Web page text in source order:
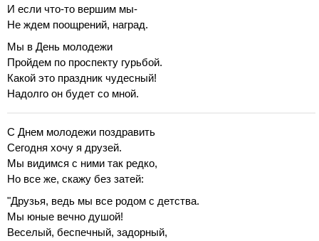
И если что-то вершим мы-
Не ждем поощрений, наград.
Мы в День молодежи
Пройдем по проспекту гурьбой.
Какой это праздник чудесный!
Надолго он будет со мной.
С Днем молодежи поздравить
Сегодня хочу я друзей.
Мы видимся с ними так редко,
Но все же, скажу без затей:
"Друзья, ведь мы все родом с детства.
Мы юные вечно душой!
Веселый, беспечный, задорный,